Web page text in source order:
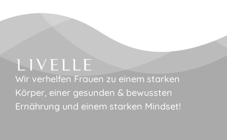
Wir verhelfen Frauen zu einem starken
Körper, einer gesunden & bewussten
Ernährung und einem starken Mindset!